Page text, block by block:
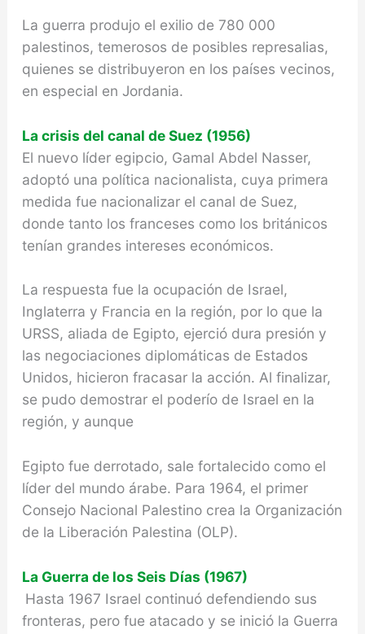
La guerra produjo el exilio de 780 000
palestinos, temerosos de posibles represalias,
quienes se distribuyeron en los países vecinos,
en especial en Jordania.
La crisis del canal de Suez (1956)
El nuevo líder egipcio, Gamal Abdel Nasser,
adoptó una política nacionalista, cuya primera
medida fue nacionalizar el canal de Suez,
donde tanto los franceses como los británicos
tenían grandes intereses económicos.
La respuesta fue la ocupación de Israel,
Inglaterra y Francia en la región, por lo que la
URSS, aliada de Egipto, ejerció dura presión y
las negociaciones diplomáticas de Estados
Unidos, hicieron fracasar la acción. Al finalizar,
se pudo demostrar el poderío de Israel en la
región, y aunque
Egipto fue derrotado, sale fortalecido como el
líder del mundo árabe. Para 1964, el primer
Consejo Nacional Palestino crea la Organización
de la Liberación Palestina (OLP).
La Guerra de los Seis Días (1967)
Hasta 1967 Israel continuó defendien­do sus
fronteras, pero fue atacado y se inició la Guerra